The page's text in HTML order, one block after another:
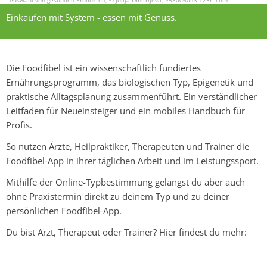
Einkaufen mit System - essen mit Genuss.
Die Foodfibel ist ein wissenschaftlich fundiertes
Ernährungsprogramm, das biologischen Typ, Epigenetik und
praktische Alltagsplanung zusammenführt. Ein verständlicher
Leitfaden für Neueinsteiger und ein mobiles Handbuch für
Profis.
So nutzen Ärzte, Heilpraktiker, Therapeuten und Trainer die
Foodfibel-App in ihrer täglichen Arbeit und im Leistungssport.
Mithilfe der Online-Typbestimmung gelangst du aber auch
ohne Praxistermin direkt zu deinem Typ und zu deiner
persönlichen Foodfibel-App.
Du bist Arzt, Therapeut oder Trainer? Hier findest du mehr: